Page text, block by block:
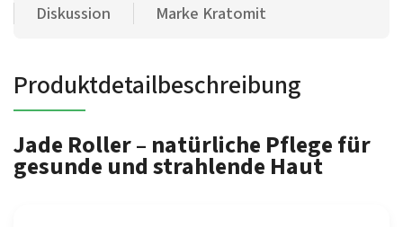
Diskussion Marke Kratomit
Produktdetailbeschreibung
Jade Roller – natürliche Pflege für
gesunde und strahlende Haut